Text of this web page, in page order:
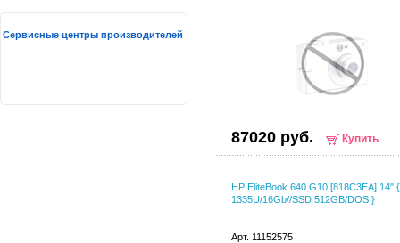
87020 руб. Купить
HP EliteBook 640 G10 [818C3EA] 14"
1335U/16Gb//SSD 512GB/DOS }
Арт. 11152575
Сервисные центры производителей